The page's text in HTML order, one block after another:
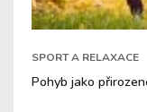
SPORT A RELAXACE
Pohyb jako